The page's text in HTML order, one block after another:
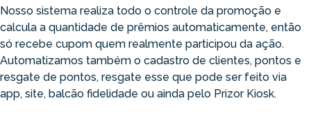
Nosso sistema realiza todo o controle da promoção e
calcula a quantidade de prêmios automaticamente, então
só recebe cupom quem realmente participou da ação.
Automatizamos também o cadastro de clientes, pontos e
resgate de pontos, resgate esse que pode ser feito via
app, site, balcão fidelidade ou ainda pelo Prizor Kiosk.